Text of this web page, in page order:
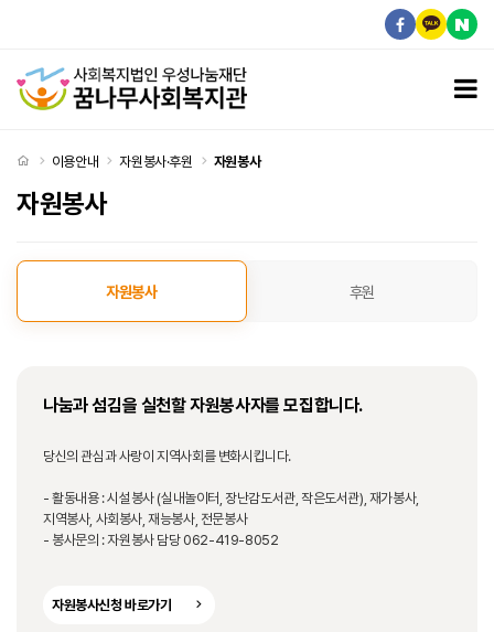
처음으로
이용안내 자원봉사·후원 자원봉사
자원봉사
자원봉사 탭메뉴
자원봉사 후원
나눔과 섬김을 실천할 자원봉사자를 모집합니다.
당신의 관심과 사랑이 지역사회를 변화시킵니다.
- 활동내용 : 시설봉사 (실내놀이터, 장난감도서관, 작은도서관), 재가봉사,
지역봉사, 사회봉사, 재능봉사, 전문봉사
- 봉사문의 : 자원봉사 담당 062-419-8052
자원봉사신청 바로가기